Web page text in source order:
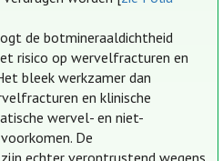
de botmineraaldichtheid
risico op wervelfracturen en
bleek werkzamer dan
en klinische
wervel- en niet-
De